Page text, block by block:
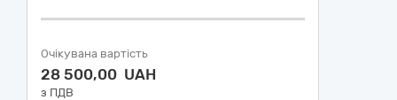
Очікувана вартість
28 500,00 UAH
з ПДВ